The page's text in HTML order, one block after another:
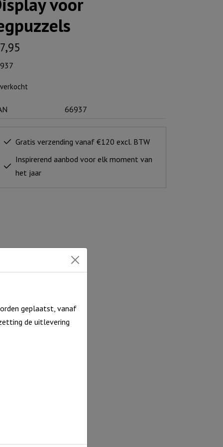
66937
Gratis verzending vanaf €120 excl. BTW
Inspirerend aanbod voor elk moment van
het jaar
geplaatst, vanaf
de uitlevering